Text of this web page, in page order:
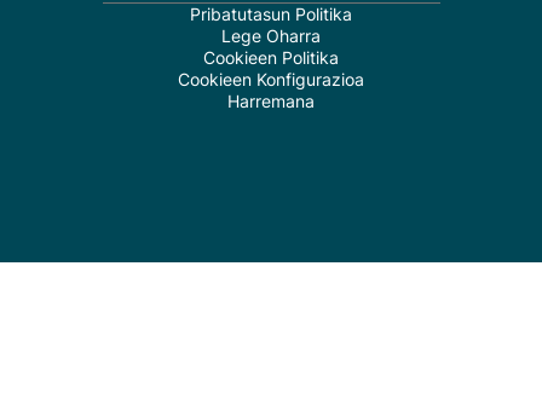
Pribatutasun Politika
Lege Oharra
Cookieen Politika
Cookieen Konfigurazioa
Harremana